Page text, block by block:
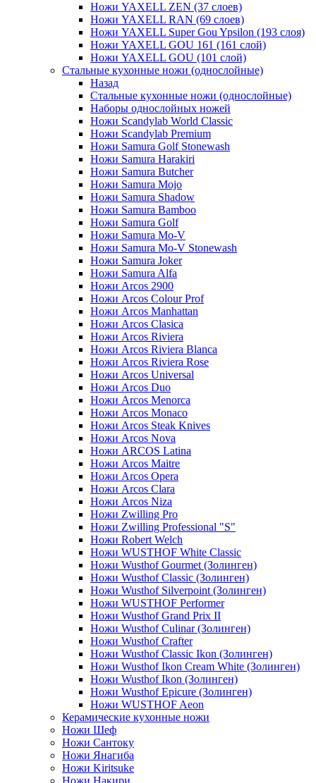
Ножи YAXELL ZEN (37 слоев)
Ножи YAXELL RAN (69 слоев)
Ножи YAXELL Super Gou Ypsilon (193 слоя)
Ножи YAXELL GOU 161 (161 слой)
Ножи YAXELL GOU (101 слой)
Стальные кухонные ножи (однослойные)
Назад
Стальные кухонные ножи (однослойные)
Наборы однослойных ножей
Ножи Scandylab World Classic
Ножи Scandylab Premium
Ножи Samura Golf Stonewash
Ножи Samura Harakiri
Ножи Samura Butcher
Ножи Samura Mojo
Ножи Samura Shadow
Ножи Samura Bamboo
Ножи Samura Golf
Ножи Samura Mo-V
Ножи Samura Mo-V Stonewash
Ножи Samura Joker
Ножи Samura Alfa
Ножи Arcos 2900
Ножи Arcos Colour Prof
Ножи Arcos Manhattan
Ножи Arcos Clasica
Ножи Arcos Riviera
Ножи Arcos Riviera Blanca
Ножи Arcos Riviera Rose
Ножи Arcos Universal
Ножи Arcos Duo
Ножи Arcos Menorca
Ножи Arcos Monaco
Ножи Arcos Steak Knives
Ножи Arcos Nova
Ножи ARCOS Latina
Ножи Arcos Maitre
Ножи Arcos Opera
Ножи Arcos Clara
Ножи Arcos Niza
Ножи Zwilling Pro
Ножи Zwilling Professional "S"
Ножи Robert Welch
Ножи WUSTHOF White Classic
Ножи Wusthof Gourmet (Золинген)
Ножи Wusthof Classic (Золинген)
Ножи Wusthof Silverpoint (Золинген)
Ножи WUSTHOF Performer
Ножи Wusthof Grand Prix II
Ножи Wusthof Culinar (Золинген)
Ножи Wusthof Crafter
Ножи Wusthof Classic Ikon (Золинген)
Ножи Wusthof Ikon Cream White (Золинген)
Ножи Wusthof Ikon (Золинген)
Ножи Wusthof Epicure (Золинген)
Ножи WUSTHOF Aeon
Керамические кухонные ножи
Ножи Шеф
Ножи Сантоку
Ножи Янагиба
Ножи Kiritsuke
Ножи Накири